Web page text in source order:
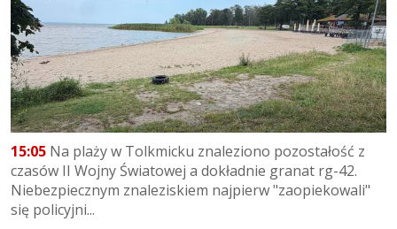
15:05 Na plaży w Tolkmicku znaleziono pozostałość z
czasów II Wojny Światowej a dokładnie granat rg-42.
Niebezpiecznym znaleziskiem najpierw "zaopiekowali"
się policyjni...